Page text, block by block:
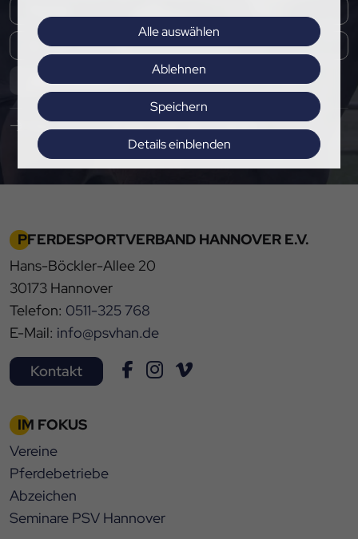
Alle auswählen
Ablehnen
Speichern
Details einblenden
Abonnieren
Hier Pressemitteilungen abonnieren
PFERDESPORTVERBAND HANNOVER E.V.
Hans-Böckler-Allee 20
30173 Hannover
Telefon: 0511-325 768
E-Mail: info@psvhan.de
Kontakt
IM FOKUS
Vereine
Pferdebetriebe
Abzeichen
Seminare PSV Hannover